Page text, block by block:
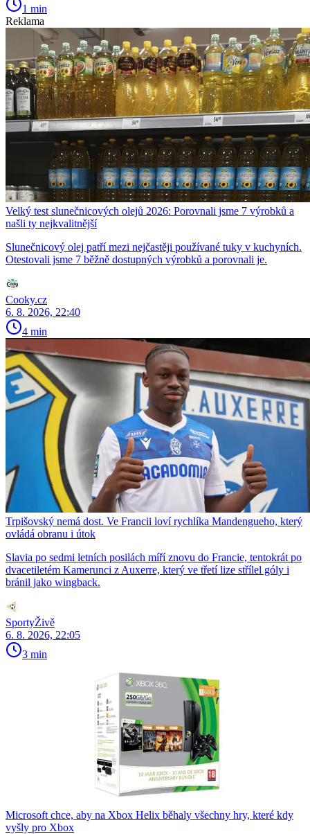
1 min
Reklama
Velký test slunečnicových olejů 2026: Porovnali jsme 7 výrobků a
našli ty nejkvalitnější
Slunečnicový olej patří mezi nejčastěji používané tuky v kuchyních.
Otestovali jsme 7 běžně dostupných výrobků a porovnali je.
Cooky.cz
6. 8. 2026, 22:40
4 min
Trpišovský nemá dost. Ve Francii loví rychlíka Mandengueho, který
ovládá obranu i útok
Slavia po sedmi letních posilách míří znovu do Francie, tentokrát po
dvacetiletém Kamerunci z Auxerre, který ve třetí lize střílel góly i
bránil jako wingback.
SportyŽivě
6. 8. 2026, 22:05
3 min
Microsoft chce, aby na Xbox Helix běhaly všechny hry, které kdy
vyšly pro Xbox